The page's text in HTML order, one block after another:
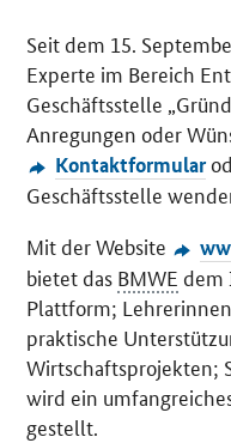
Seit dem 15.
Experte im Bereich
Geschäftsstelle
Anregungen oder
Kontaktformular
Geschäftsstelle
Mit der Website
bietet das BMWE dem
Plattform;
praktische
Wirtschaftsprojekten;
wird ein
gestellt.